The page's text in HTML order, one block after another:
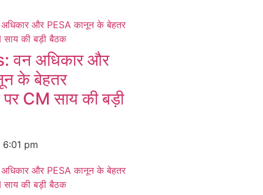
वन अधिकार और
के बेहतर
पर CM साय की बड़ी
6:01 pm